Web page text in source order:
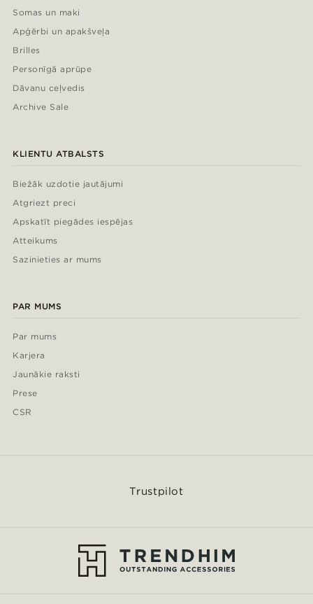
Somas un maki
Apģērbi un apakšveļa
Brilles
Personīgā aprūpe
Dāvanu ceļvedis
Archive Sale
KLIENTU ATBALSTS
Biežāk uzdotie jautājumi
Atgriezt preci
Apskatīt piegādes iespējas
Atteikums
Sazinieties ar mums
PAR MUMS
Par mums
Karjera
Jaunākie raksti
Prese
CSR
Trustpilot